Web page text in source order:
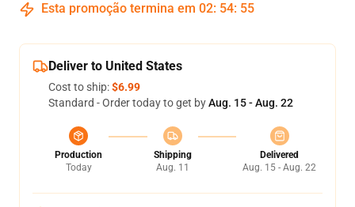
Esta promoção termina em 02: 54: 54
Deliver to United States
Cost to ship:$6.99
Standard - Order today to get byAug. 15 - Aug. 22
Production
Today
Shipping
Aug. 11
Delivered
Aug. 15 - Aug. 22